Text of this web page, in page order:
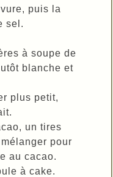
puis la
sel.
à soupe de
blanche et
plus petit,
un tires
pour
au cacao.
à cake.